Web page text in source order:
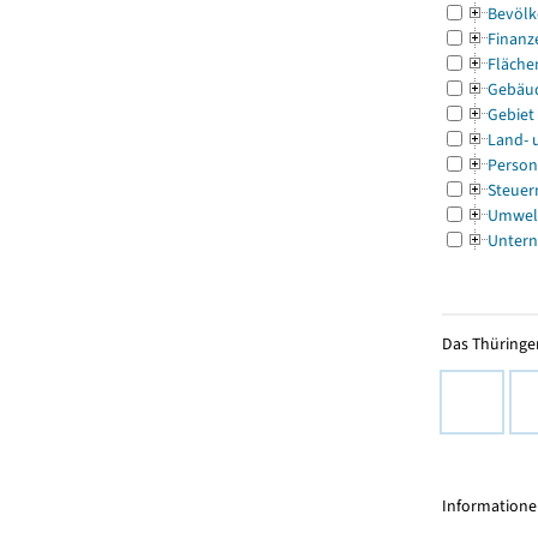
Gebiet
Land-
Das